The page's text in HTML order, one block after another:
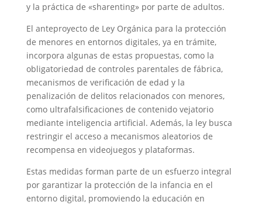
y la práctica de «sharenting» por parte de adultos.
El anteproyecto de Ley Orgánica para la protección
de menores en entornos digitales, ya en trámite,
incorpora algunas de estas propuestas, como la
obligatoriedad de controles parentales de fábrica,
mecanismos de verificación de edad y la
penalización de delitos relacionados con menores,
como ultrafalsificaciones de contenido vejatorio
mediante inteligencia artificial. Además, la ley busca
restringir el acceso a mecanismos aleatorios de
recompensa en videojuegos y plataformas.
Estas medidas forman parte de un esfuerzo integral
por garantizar la protección de la infancia en el
entorno digital, promoviendo la educación en